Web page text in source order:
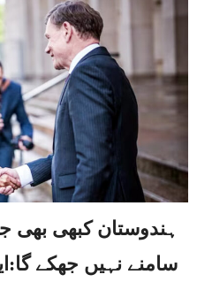
ہندوستان کبھی بھی
سامنے نہیں جھکے